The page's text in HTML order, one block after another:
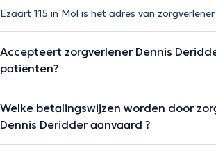
Ezaart 115 in Mol is het adres van
Accepteert zorgverlener Dennis
patiënten?
Welke betalingswijzen worden door
Dennis Deridder aanvaard ?